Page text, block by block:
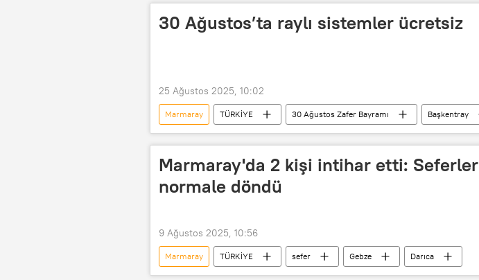
30 Ağustos’ta raylı sistemler ücretsiz
25 Ağustos 2025, 10:02
Marmaray TÜRKİYE 30 Ağustos Zafer Bayramı Başkentray
Toplu taşıma
Marmaray'da 2 kişi intihar etti: Seferler
normale döndü
9 Ağustos 2025, 10:56
Marmaray TÜRKİYE sefer Gebze Darıca